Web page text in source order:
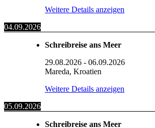
Weitere Details anzeigen
04.09.2026
Schreibreise ans Meer
29.08.2026 - 06.09.2026
Mareda, Kroatien
Weitere Details anzeigen
05.09.2026
Schreibreise ans Meer